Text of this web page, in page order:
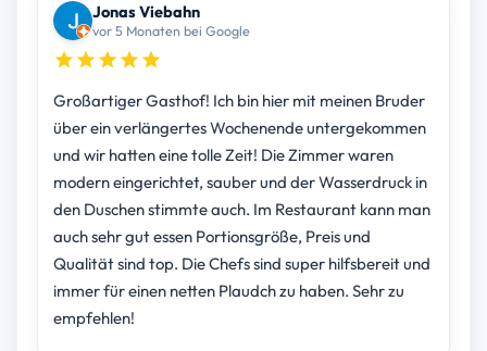
Jonas Viebahn
vor 5 Monaten bei Google
Großartiger Gasthof! Ich bin hier mit meinen Bruder
über ein verlängertes Wochenende untergekommen
und wir hatten eine tolle Zeit! Die Zimmer waren
modern eingerichtet, sauber und der Wasserdruck in
den Duschen stimmte auch. Im Restaurant kann man
auch sehr gut essen Portionsgröße, Preis und
Qualität sind top. Die Chefs sind super hilfsbereit und
immer für einen netten Plaudch zu haben. Sehr zu
empfehlen!